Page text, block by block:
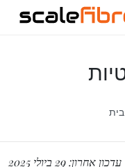
בית
עדכון אחרון: 29 ביולי 2025